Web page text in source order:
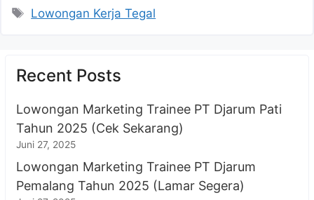
Tag
Lowongan Kerja Tegal
Recent Posts
Lowongan Marketing Trainee PT Djarum Pati
Tahun 2025 (Cek Sekarang)
Juni 27, 2025
Lowongan Marketing Trainee PT Djarum
Pemalang Tahun 2025 (Lamar Segera)